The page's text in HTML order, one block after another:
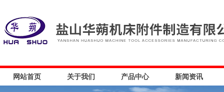
网站首页 关于我们 产品中心 新闻资讯